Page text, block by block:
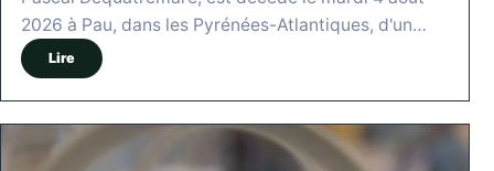
2026 à Pau, dans les Pyrénées-Atlantiques, d'un…
Lire